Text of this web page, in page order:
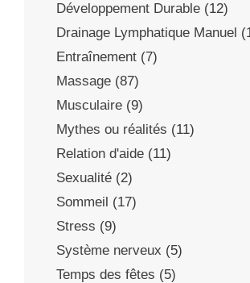
Développement Durable (12)
Drainage Lymphatique Manuel
Entraînement (7)
Massage (87)
Musculaire (9)
Mythes ou réalités (11)
Relation d'aide (11)
Sexualité (2)
Sommeil (17)
Stress (9)
Système nerveux (5)
Temps des fêtes (5)